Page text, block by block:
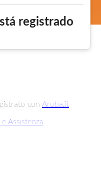
registrado
con Aruba.it
Assistenza